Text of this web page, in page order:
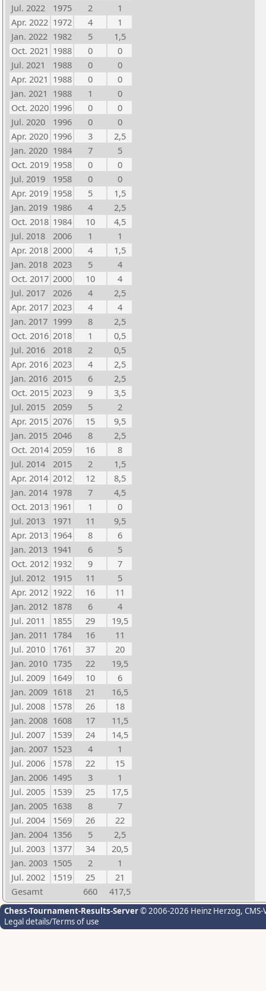
Jul. 2022
1975 2
1
Apr. 2022 1972 4
1
Jan. 2022 1982 5
1,5
Oct. 2021 1988 0
0
Jul. 2021
1988 0
0
Apr. 2021 1988 0
0
Jan. 2021 1988 1
0
Oct. 2020 1996 0
0
Jul. 2020
1996 0
0
Apr. 2020 1996 3
2,5
Jan. 2020 1984 7
5
Oct. 2019 1958 0
0
Jul. 2019
1958 0
0
Apr. 2019 1958 5
1,5
Jan. 2019 1986 4
2,5
Oct. 2018 1984 10
4,5
Jul. 2018
2006 1
1
Apr. 2018 2000 4
1,5
Jan. 2018 2023 5
4
Oct. 2017 2000 10
4
Jul. 2017
2026 4
2,5
Apr. 2017 2023 4
4
Jan. 2017 1999 8
2,5
Oct. 2016 2018 1
0,5
Jul. 2016
2018 2
0,5
Apr. 2016 2023 4
2,5
Jan. 2016 2015 6
2,5
Oct. 2015 2023 9
3,5
Jul. 2015
2059 5
2
Apr. 2015 2076 15
9,5
Jan. 2015 2046 8
2,5
Oct. 2014 2059 16
8
Jul. 2014
2015 2
1,5
Apr. 2014 2012 12
8,5
Jan. 2014 1978 7
4,5
Oct. 2013 1961 1
0
Jul. 2013
1971 11
9,5
Apr. 2013 1964 8
6
Jan. 2013 1941 6
5
Oct. 2012 1932 9
7
Jul. 2012
1915 11
5
Apr. 2012 1922 16
11
Jan. 2012 1878 6
4
Jul. 2011
1855 29
19,5
Jan. 2011 1784 16
11
Jul. 2010
1761 37
20
Jan. 2010 1735 22
19,5
Jul. 2009
1649 10
6
Jan. 2009 1618 21
16,5
Jul. 2008
1578 26
18
Jan. 2008 1608 17
11,5
Jul. 2007
1539 24
14,5
Jan. 2007 1523 4
1
Jul. 2006
1578 22
15
Jan. 2006 1495 3
1
Jul. 2005
1539 25
17,5
Jan. 2005 1638 8
7
Jul. 2004
1569 26
22
Jan. 2004 1356 5
2,5
Jul. 2003
1377 34
20,5
Jan. 2003 1505 2
1
Jul. 2002
1519 25
21
Gesamt
660 417,5
Chess-Tournament-Results-Server© 2006-2026 Heinz Herzog,
Legal details/Terms of use